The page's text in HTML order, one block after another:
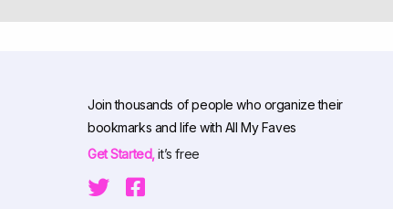
Join thousands of people who organize their
bookmarks and life with All My Faves
Get Started,it’s free